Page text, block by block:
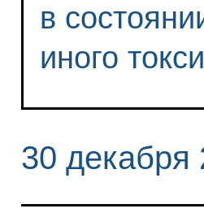
в
иного
30 декабря